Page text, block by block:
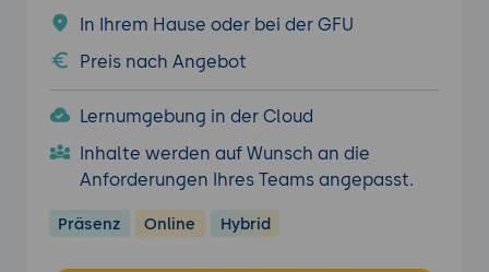
In Ihrem Hause oder bei der GFU
Preis nach Angebot
Lernumgebung in der Cloud
Inhalte werden auf Wunsch an die
Anforderungen Ihres Teams angepasst.
Präsenz Online Hybrid